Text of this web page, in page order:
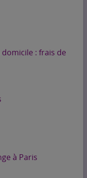
: frais de
à Paris